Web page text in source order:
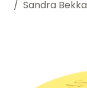
Sandra